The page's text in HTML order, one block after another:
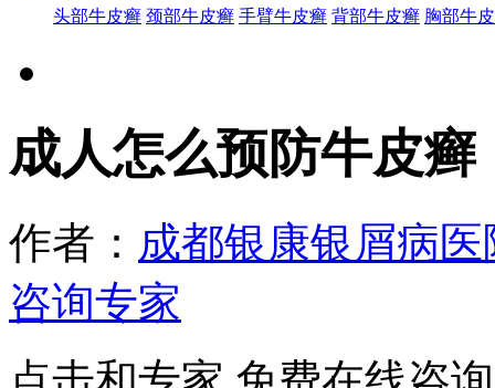
头部牛皮癣 颈部牛皮癣 手臂牛皮癣 背部牛皮癣 胸部牛
成人怎么预防牛皮癣
作者： 成都银康银屑病医
咨询专家